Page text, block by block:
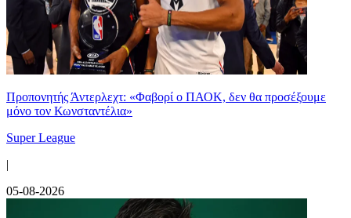
Προπονητής Άντερλεχτ: «Φαβορί ο ΠΑΟΚ, δεν θα προσέξουμε
μόνο τον Κωνσταντέλια»
Super League
|
05-08-2026